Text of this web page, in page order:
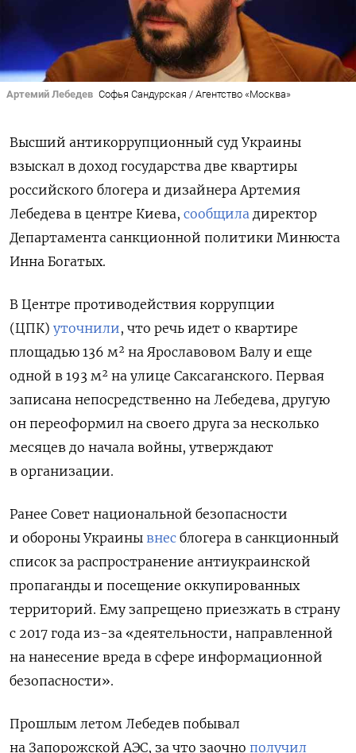
Артемий Лебедев Софья Сандурская / Агентство «Москва»
Высший антикоррупционный суд Украины
взыскал в доход государства две квартиры
российского блогера и дизайнера Артемия
Лебедева в центре Киева, сообщила директор
Департамента санкционной политики Минюста
Инна Богатых.
В Центре противодействия коррупции
(ЦПК) уточнили, что речь идет о квартире
площадью 136 м² на Ярославовом Валу и еще
одной в 193 м² на улице Саксаганского. Первая
записана непосредственно на Лебедева, другую
он переоформил на своего друга за несколько
месяцев до начала войны, утверждают
в организации.
Ранее Совет национальной безопасности
и обороны Украины внес блогера в санкционный
список за распространение антиукраинской
пропаганды и посещение оккупированных
территорий. Ему запрещено приезжать в страну
с 2017 года из-за «деятельности, направленной
на нанесение вреда в сфере информационной
безопасности».
Прошлым летом Лебедев побывал
на Запорожской АЭС, за что заочно получил